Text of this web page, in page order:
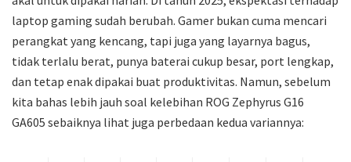
laptop gaming sudah berubah. Gamer bukan cuma mencari
perangkat yang kencang, tapi juga yang layarnya bagus,
tidak terlalu berat, punya baterai cukup besar, port lengkap,
dan tetap enak dipakai buat produktivitas. Namun, sebelum
kita bahas lebih jauh soal kelebihan ROG Zephyrus G16
GA605 sebaiknya lihat juga perbedaan kedua variannya: